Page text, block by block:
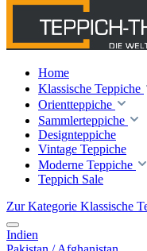
Home
Klassische Teppiche
Orientteppiche
Sammlerteppiche
Designteppiche
Vintage Teppiche
Moderne Teppiche
Teppich Sale
Zur Kategorie Klassische
Indien